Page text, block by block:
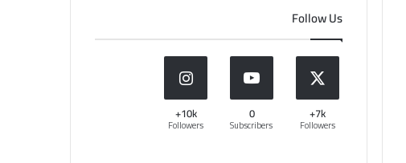
Follow Us
7k+
Followers
0
Subscribers
10k+
Followers